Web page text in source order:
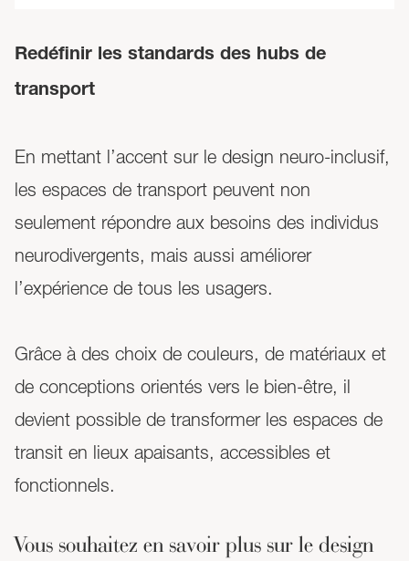
Redéfinir les standards des hubs de
transport
En mettant l’accent sur le design neuro-inclusif,
les espaces de transport peuvent non
seulement répondre aux besoins des individus
neurodivergents, mais aussi améliorer
l’expérience de tous les usagers.
Grâce à des choix de couleurs, de matériaux et
de conceptions orientés vers le bien-être, il
devient possible de transformer les espaces de
transit en lieux apaisants, accessibles et
fonctionnels.
Vous souhaitez en savoir plus sur le design